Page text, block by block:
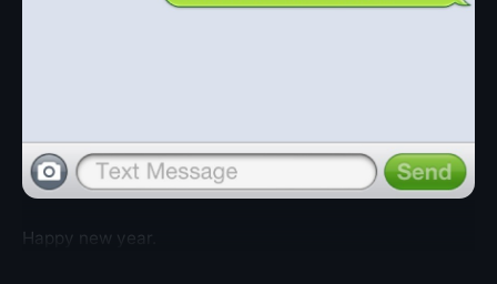
Happy new year.